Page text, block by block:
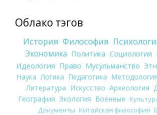
Облако тэгов
История Философия
Экономика Политика Социология
Идеология Право Мусульманство
Наука Логика Педагогика Методология
Литература Искусство Археология
География Экология Военные
Документы Китайская философия